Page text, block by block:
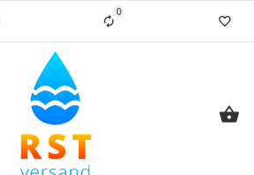
0Liste ist leer